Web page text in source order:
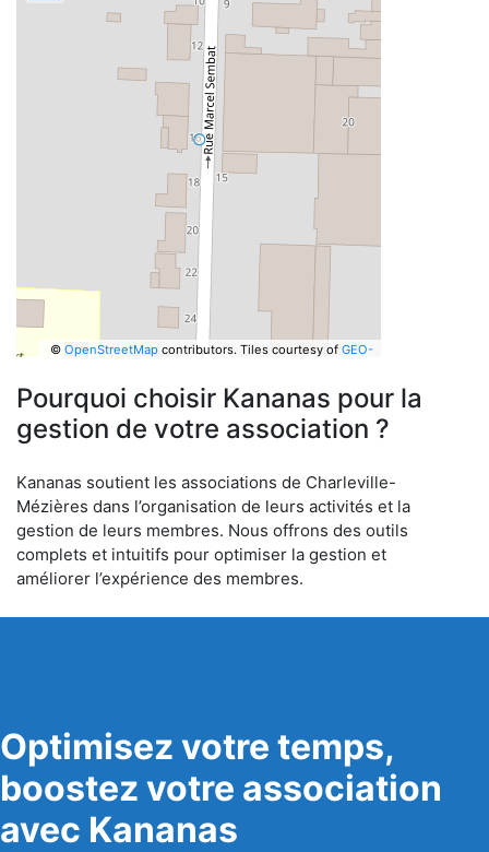
© OpenStreetMapcontributors. Tiles courtesy of GEO-
Pourquoi choisir Kananas pour la
gestion de votre association ?
Kananas soutient les associations de Charleville-
Mézières dans l’organisation de leurs activités et la
gestion de leurs membres. Nous offrons des outils
complets et intuitifs pour optimiser la gestion et
améliorer l’expérience des membres.
Optimisez votre temps,
boostez votre association
avec Kananas